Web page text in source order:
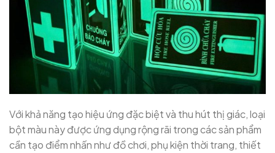
Với khả năng tạo hiệu ứng đặc biệt và thu hút thị giác, loại
bột màu này được ứng dụng rộng rãi trong các sản phẩm
cần tạo điểm nhấn như đồ chơi, phụ kiện thời trang, thiết